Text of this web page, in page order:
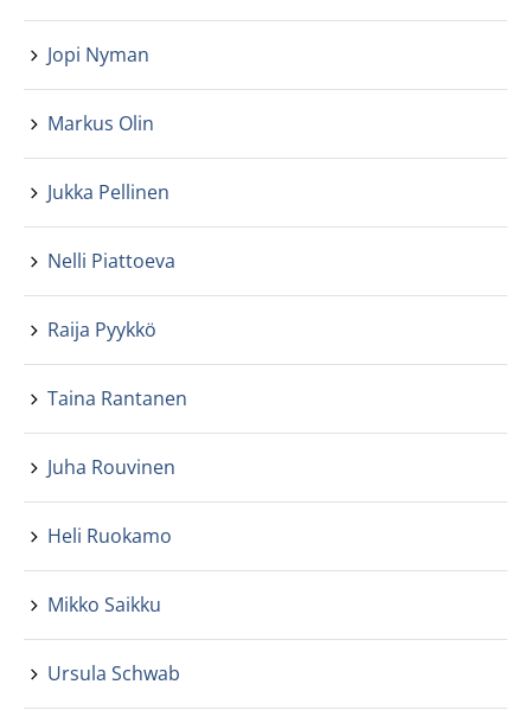
Jopi Nyman
Markus Olin
Jukka Pellinen
Nelli Piattoeva
Raija Pyykkö
Taina Rantanen
Juha Rouvinen
Heli Ruokamo
Mikko Saikku
Ursula Schwab